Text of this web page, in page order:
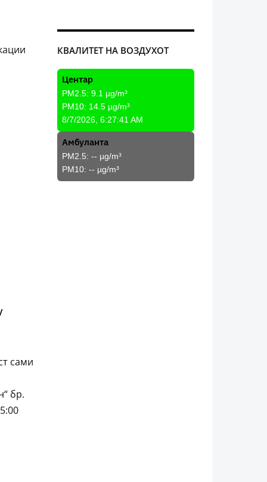
сами
бр.
КВАЛИТЕТ НА ВОЗДУХОТ
Центар
PM2.5: 9.1 µg/m³
PM10: 14.5 µg/m³
8/7/2026, 6:27:41 AM
Амбуланта
PM2.5: -- µg/m³
PM10: -- µg/m³